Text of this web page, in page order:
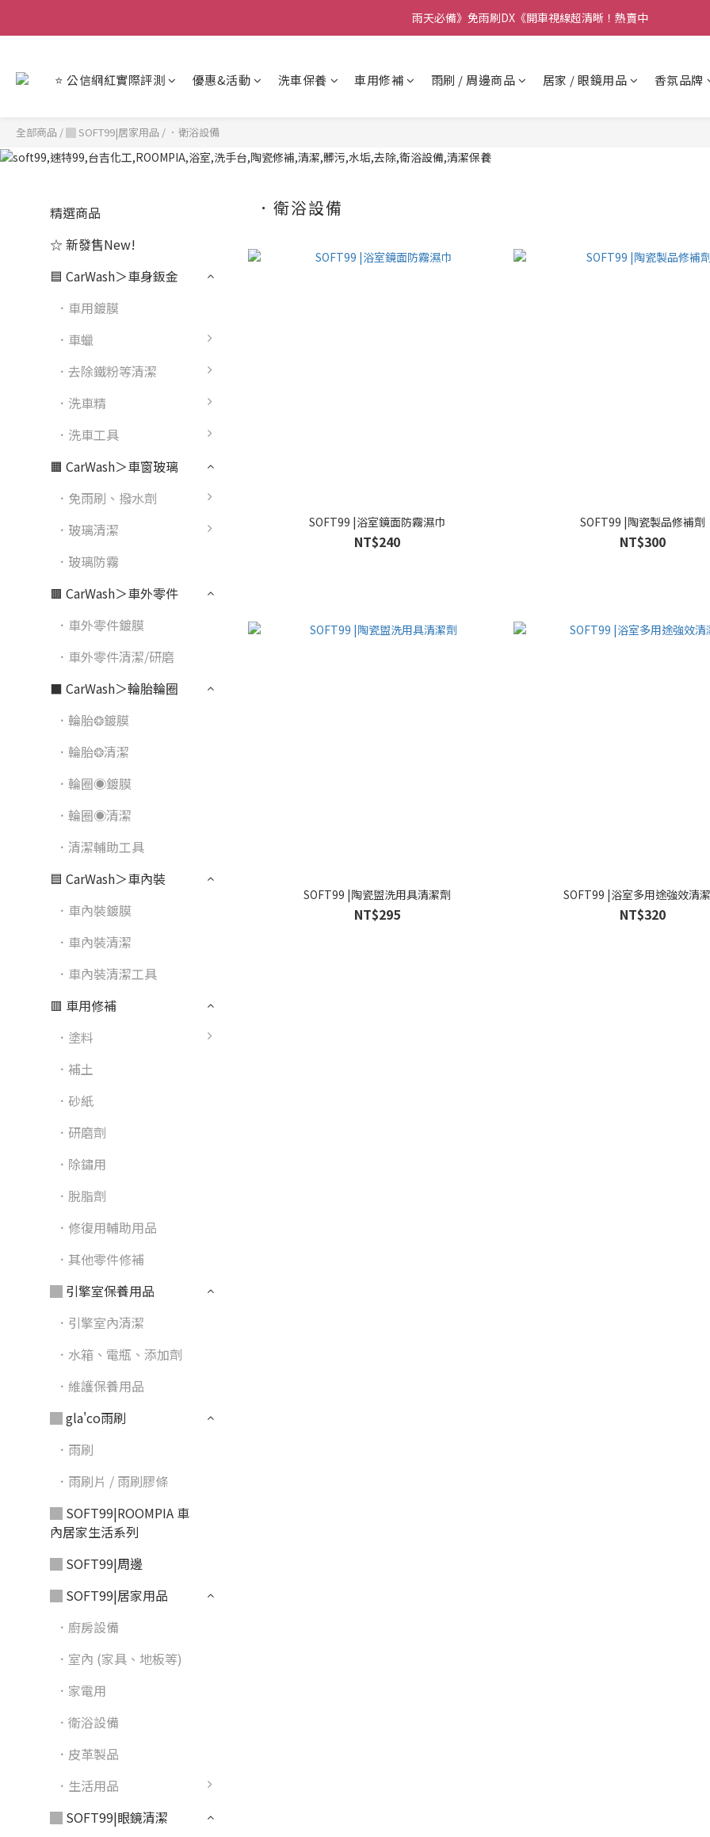
【重要】本公司不會在假日、非上班時段以電話連絡，若有疑慮請聯絡我們
雨天必備》免雨刷DX《開車視線超清晰！熱賣中
⭐ 公信網紅實際評測 優惠&活動 洗車保養 車用修補 雨刷 / 周邊商品 居家 / 眼鏡用品 香氛品牌
全部商品 /▓ SOFT99|居家用品 / ．衛浴設備
精選商品
☆ 新發售New!
🟦 CarWash＞車身鈑金
．車用鍍膜
．車蠟
．去除鐵粉等清潔
．洗車精
．洗車工具
🟧 CarWash＞車窗玻璃
．免雨刷、撥水劑
．玻璃清潔
．玻璃防霧
🟫 CarWash＞車外零件
．車外零件鍍膜
．車外零件清潔/研磨
⬛ CarWash＞輪胎輪圈
．輪胎❂鍍膜
．輪胎❂清潔
．輪圈◉鍍膜
．輪圈◉清潔
．清潔輔助工具
🟦 CarWash＞車內裝
．車內裝鍍膜
．車內裝清潔
．車內裝清潔工具
🟥 車用修補
．塗料
．補土
．砂紙
．研磨劑
．除鏽用
．脫脂劑
．修復用輔助用品
．其他零件修補
▓ 引擎室保養用品
．引擎室內清潔
．水箱、電瓶、添加劑
．維護保養用品
▓ gla'co雨刷
．雨刷
．雨刷片 / 雨刷膠條
▓ SOFT99|ROOMPIA 車
內居家生活系列
▓ SOFT99|周邊
▓ SOFT99|居家用品
．廚房設備
．室內 (家具、地板等)
．家電用
．衛浴設備
．皮革製品
．生活用品
▓ SOFT99|眼鏡清潔
．衛浴設備
SOFT99 |浴室鏡面防霧濕巾
NT$240
SOFT99 |陶瓷製品修補劑
NT$300
SOFT99 |陶瓷盥洗用具清潔劑
NT$295
SOFT99 |浴室多用途強效清
NT$320